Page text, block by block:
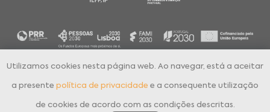
Utilizamos cookies nesta página web. Ao navegar, está a aceitar
a presente política de privacidade e a consequente utilização
de cookies de acordo com as condições descritas.
Todos os direitos reservados